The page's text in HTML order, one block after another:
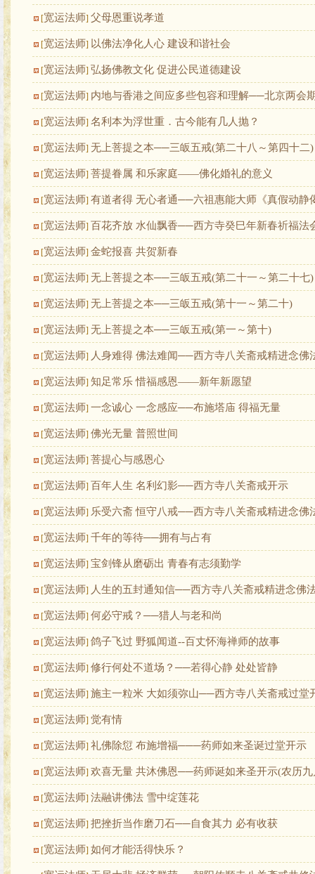
[宽运法师] 父母恩重说孝道
[宽运法师] 以佛法净化人心 建设和谐社会
[宽运法师] 弘扬佛教文化 促进公民道德建设
[宽运法师] 内地与香港之间应多些包容和理解──北京两会
[宽运法师] 名利本为浮世重．古今能有几人抛？
[宽运法师] 无上菩提之本──三皈五戒(第二十八～第四十二)
[宽运法师] 菩提眷属 和乐家庭——佛化婚礼的意义
[宽运法师] 有道者得 无心者通──六祖惠能大师《真假动静
[宽运法师] 百花齐放 水仙飘香──西方寺癸巳年新春祈福法
[宽运法师] 金蛇报喜 共贺新春
[宽运法师] 无上菩提之本──三皈五戒(第二十一～第二十七)
[宽运法师] 无上菩提之本──三皈五戒(第十一～第二十)
[宽运法师] 无上菩提之本──三皈五戒(第一～第十)
[宽运法师] 人身难得 佛法难闻──西方寺八关斋戒精进念佛
[宽运法师] 知足常乐 惜福感恩——新年新愿望
[宽运法师] 一念诚心 一念感应──布施塔庙 得福无量
[宽运法师] 佛光无量 普照世间
[宽运法师] 菩提心与感恩心
[宽运法师] 百年人生 名利幻影──西方寺八关斋戒开示
[宽运法师] 乐受六斋 恒守八戒──西方寺八关斋戒精进念佛
[宽运法师] 千年的等待──拥有与占有
[宽运法师] 宝剑锋从磨砺出 青春有志须勤学
[宽运法师] 人生的五封通知信──西方寺八关斋戒精进念佛
[宽运法师] 何必守戒？──猎人与老和尚
[宽运法师] 鸽子飞过 野狐闻道--百丈怀海禅师的故事
[宽运法师] 修行何处不道场？──若得心静 处处皆静
[宽运法师] 施主一粒米 大如须弥山──西方寺八关斋戒过堂
[宽运法师] 觉有情
[宽运法师] 礼佛除愆 布施增福───药师如来圣诞过堂开示
[宽运法师] 欢喜无量 共沐佛恩──药师诞如来圣开示(农历九
[宽运法师] 法融讲佛法 雪中绽莲花
[宽运法师] 把挫折当作磨刀石──自食其力 必有收获
[宽运法师] 如何才能活得快乐？